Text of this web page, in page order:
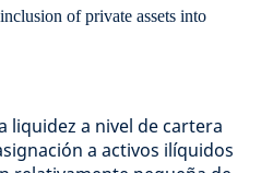
liquidez a nivel de cartera
a activos ilíquidos